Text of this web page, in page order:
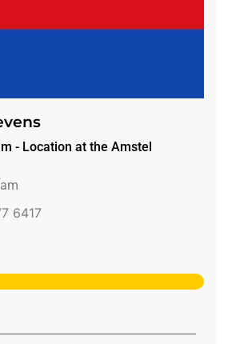
- Location at the Amstel
6417